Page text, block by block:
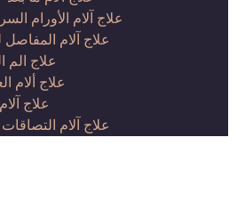
علاج آلام الأورام
علاج آلام المفاصل
علاج الم
علاج ألام
علاج
علاج آلام التصاقات